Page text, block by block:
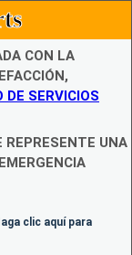
CON LA
DE SERVICIOS
REPRESENTE UNA
clic aquí para